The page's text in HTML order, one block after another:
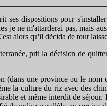
ses dispositions pour
ne m'attarderai pas, mais
alors qu'il décida de tout
prit la décision de
(dans une province ou le nom
la culture du riz avec des
et même interdit de séjour.